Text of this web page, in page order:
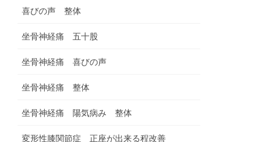
喜びの声 整体
坐骨神経痛 五十股
坐骨神経痛 喜びの声
坐骨神経痛 整体
坐骨神経痛 陽気病み 整体
変形性膝関節症 正座が出来る程改善